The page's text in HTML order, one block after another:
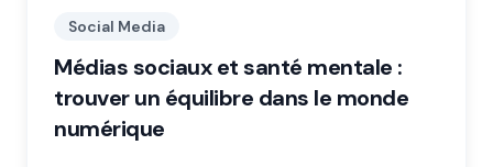
Social Media
Médias sociaux et santé mentale :
trouver un équilibre dans le monde
numérique